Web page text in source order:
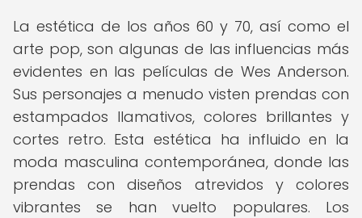
La estética de los años 60 y 70, así como el
arte pop, son algunas de las influencias más
evidentes en las películas de Wes Anderson.
Sus personajes a menudo visten prendas con
estampados llamativos, colores brillantes y
cortes retro. Esta estética ha influido en la
moda masculina contemporánea, donde las
prendas con diseños atrevidos y colores
vibrantes se han vuelto populares. Los